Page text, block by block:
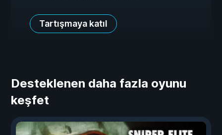
Tartışmaya katıl
Desteklenen daha fazla oyunu
keşfet